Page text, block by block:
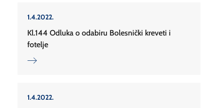
1.4.2022.
Kl.144 Odluka o odabiru Bolesnički kreveti i
fotelje
1.4.2022.